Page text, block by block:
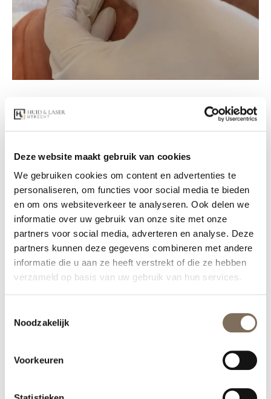
Deze website maakt gebruik van cookies
We gebruiken cookies om content en advertenties te
personaliseren, om functies voor social media te bieden
en om ons websiteverkeer te analyseren. Ook delen we
informatie over uw gebruik van onze site met onze
partners voor social media, adverteren en analyse. Deze
partners kunnen deze gegevens combineren met andere
informatie die u aan ze heeft verstrekt of die ze hebben
verzameld op basis van uw gebruik van hun services.
Noodzakelijk
Voorkeuren
Voor een optimaal resultaat zijn doorgaans
combinatie van behandelingen kan beginnende
huidveroudering effectief worden vertraagd,
resulterend in een gezonde en stralende huid. De
combinatiebehandelingen zorgen voor eenfijnere
huidstructuur, eenegalere kleuren
deaanmaak van nieuw collageendoor het
huidvernieuwingsproces te versnellen.